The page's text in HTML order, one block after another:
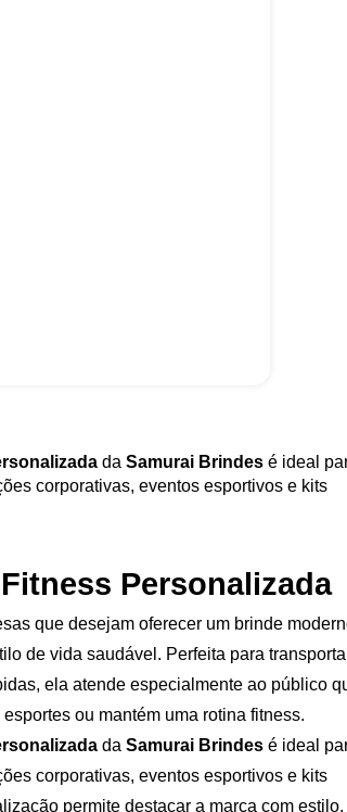
da Samurai Brindes é ideal
corporativas, eventos esportivos e kits
Personalizada
que desejam oferecer um brinde
de vida saudável. Perfeita para
ela atende especialmente ao público
ou mantém uma rotina fitness.
da Samurai Brindes é ideal
corporativas, eventos esportivos e kits
permite destacar a marca com estilo,